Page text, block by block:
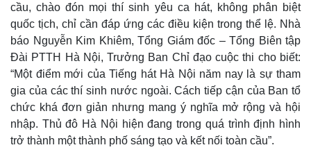
cầu, chào đón mọi thí sinh yêu ca hát, không phân biệt
quốc tịch, chỉ cần đáp ứng các điều kiện trong thể lệ. Nhà
báo Nguyễn Kim Khiêm, Tổng Giám đốc – Tổng Biên tập
Đài PTTH Hà Nội, Trưởng Ban Chỉ đạo cuộc thi cho biết:
“Một điểm mới của Tiếng hát Hà Nội năm nay là sự tham
gia của các thí sinh nước ngoài. Cách tiếp cận của Ban tổ
chức khá đơn giản nhưng mang ý nghĩa mở rộng và hội
nhập. Thủ đô Hà Nội hiện đang trong quá trình định hình
trở thành một thành phố sáng tạo và kết nối toàn cầu”.